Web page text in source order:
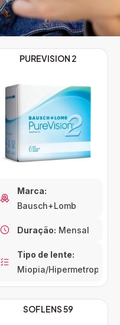
PUREVISION 2
Marca:
Bausch+Lomb
Duração: Mensal
Tipo de lente:
Miopia/Hipermetropia
SOFLENS 59